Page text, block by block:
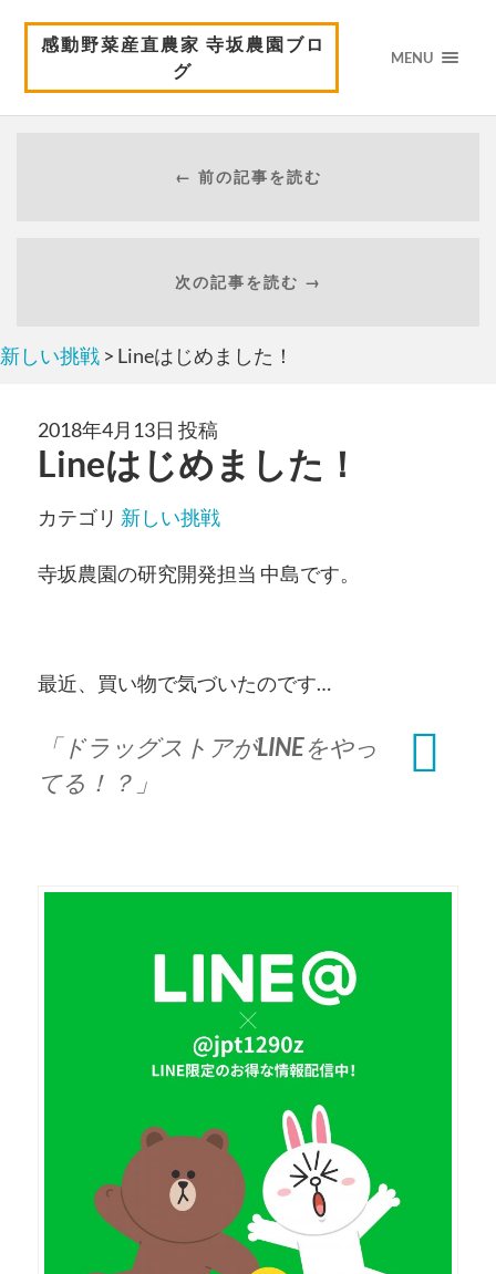
感動野菜産直農家 寺坂農園ブロ
グ
MENU
← 前の記事を読む
次の記事を読む →
新しい挑戦 > Lineはじめました！
2018年4月13日 投稿
Lineはじめました！
カテゴリ 新しい挑戦
寺坂農園の研究開発担当 中島です。
最近、買い物で気づいたのです…
「ドラッグストアがLINEをやっ
てる！？」